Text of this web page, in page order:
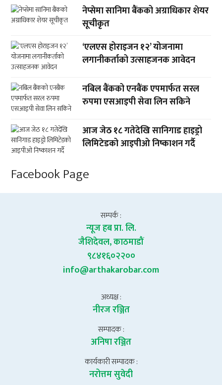
नेप्सेमा सानिमा बैंकको अग्राधिकार शेयर
सूचीकृत
‘एलएस होराइजन १२’ योजनामा
लगानीकर्ताको उत्साहजनक आवेदन
नबिल बैंकको एनबैंक एपमार्फत सरल
रुपमा एसआइपी सेवा लिन सकिने
आज जेठ १८ गतेदेखि सानिगाड हाइड्रो
लिमिटेडको आइपीओ निष्काशन गर्दै
Facebook Page
सम्पर्क :
न्यूज हब प्रा. लि.
जैशिदेवल, काठमाडौं
९८४१६०२२००
info@arthakarobar.com
अध्यक्ष :
नीरज रञ्जित
सम्पादक :
अनिषा रञ्जित
कार्यकारी सम्पादक :
नरोत्तम सुवेदी